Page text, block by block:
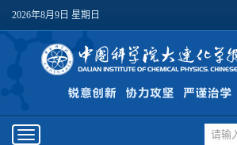
2026年8月9日 星期日
Toggle